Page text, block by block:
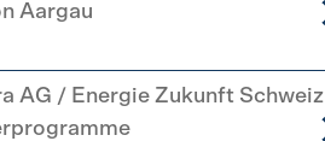
Aargau
AG / Energie Zukunft Schweiz